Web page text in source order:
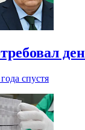
спустя